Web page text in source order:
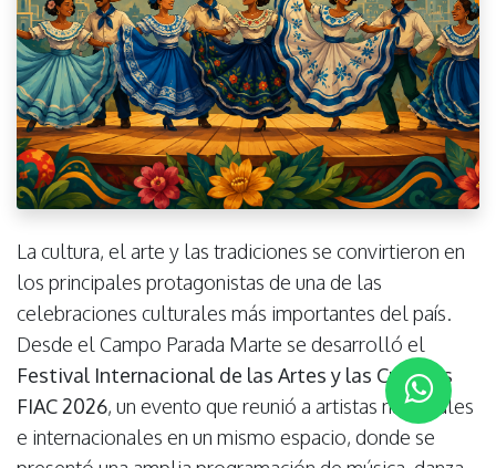
La cultura, el arte y las tradiciones se convirtieron en
los principales protagonistas de una de las
celebraciones culturales más importantes del país.
Desde el Campo Parada Marte se desarrolló el
Festival Internacional de las Artes y las Culturas
FIAC 2026, un evento que reunió a artistas nacionales
e internacionales en un mismo espacio, donde se